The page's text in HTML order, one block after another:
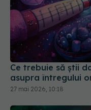
Ce trebuie să știi
asupra întregului
27 mai 2026, 10:18